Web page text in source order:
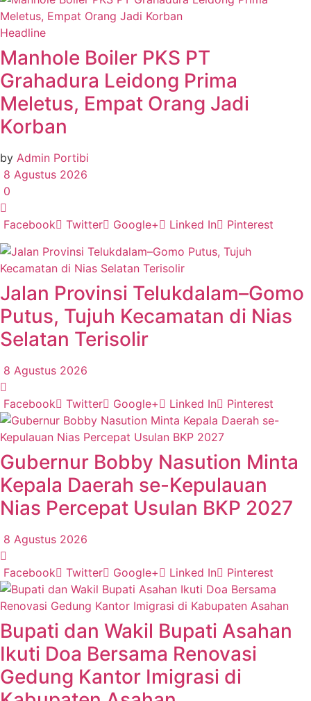
Headline
Manhole Boiler PKS PT
Grahadura Leidong Prima
Meletus, Empat Orang Jadi
Korban
by Admin Portibi
8 Agustus 2026
0
Facebook Twitter Google+ Linked In Pinterest
Jalan Provinsi Telukdalam–Gomo
Putus, Tujuh Kecamatan di Nias
Selatan Terisolir
8 Agustus 2026
Facebook Twitter Google+ Linked In Pinterest
Gubernur Bobby Nasution Minta
Kepala Daerah se-Kepulauan
Nias Percepat Usulan BKP 2027
8 Agustus 2026
Facebook Twitter Google+ Linked In Pinterest
Bupati dan Wakil Bupati Asahan
Ikuti Doa Bersama Renovasi
Gedung Kantor Imigrasi di